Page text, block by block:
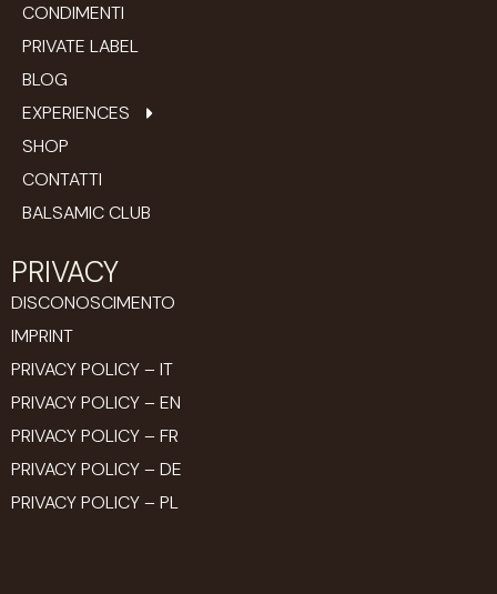
CONDIMENTI
PRIVATE LABEL
BLOG
EXPERIENCES
SHOP
CONTATTI
BALSAMIC CLUB
PRIVACY
DISCONOSCIMENTO
IMPRINT
PRIVACY POLICY – IT
PRIVACY POLICY – EN
PRIVACY POLICY – FR
PRIVACY POLICY – DE
PRIVACY POLICY – PL